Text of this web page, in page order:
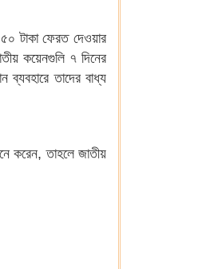
টাকা ফেরত দেওয়ার
কয়েনগুলি ৭ দিনের
ব্যবহারে তাদের বাধ্য
করেন, তাহলে জাতীয়